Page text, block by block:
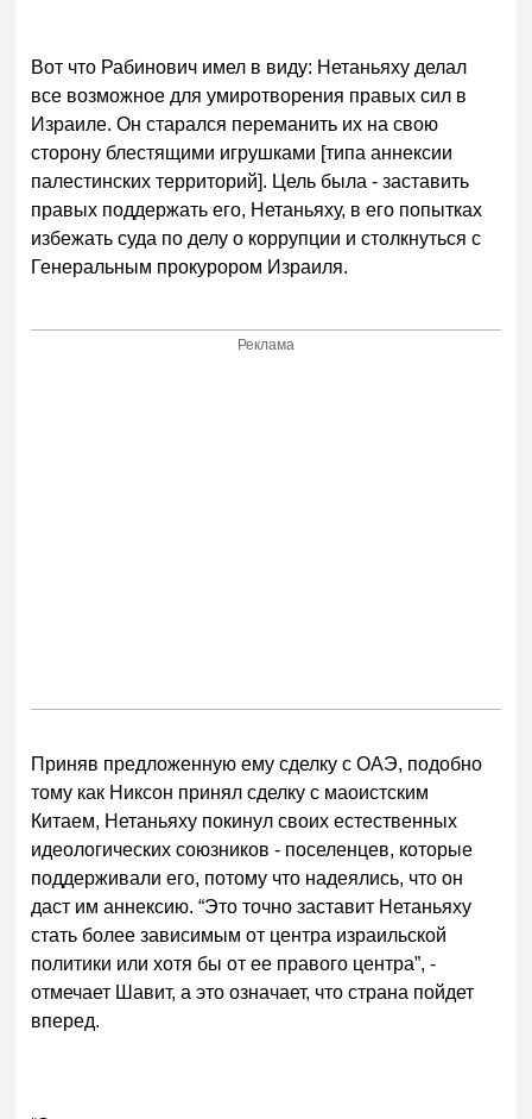
Вот что Рабинович имел в виду: Нетаньяху делал
все возможное для умиротворения правых сил в
Израиле. Он старался переманить их на свою
сторону блестящими игрушками [типа аннексии
палестинских территорий]. Цель была - заставить
правых поддержать его, Нетаньяху, в его попытках
избежать суда по делу о коррупции и столкнуться с
Генеральным прокурором Израиля.
Реклама
Приняв предложенную ему сделку с ОАЭ, подобно
тому как Никсон принял сделку с маоистским
Китаем, Нетаньяху покинул своих естественных
идеологических союзников - поселенцев, которые
поддерживали его, потому что надеялись, что он
даст им аннексию. “Это точно заставит Нетаньяху
стать более зависимым от центра израильской
политики или хотя бы от ее правого центра”, -
отмечает Шавит, а это означает, что страна пойдет
вперед.